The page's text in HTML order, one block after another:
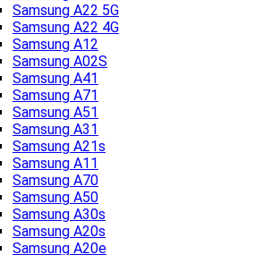
Samsung A22 5G
Samsung A22 4G
Samsung A12
Samsung A02S
Samsung A41
Samsung A71
Samsung A51
Samsung A31
Samsung A21s
Samsung A11
Samsung A70
Samsung A50
Samsung A30s
Samsung A20s
Samsung A20e